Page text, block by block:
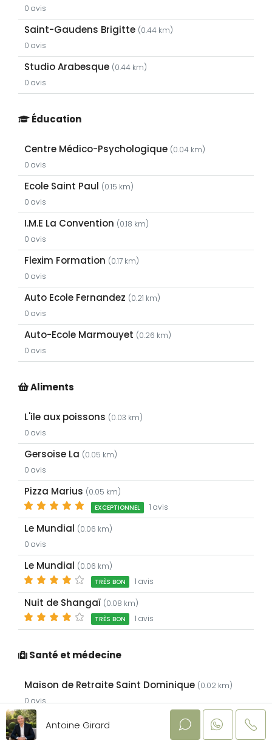
0 avis
Saint-Gaudens Brigitte (0.44 km)
0 avis
Studio Arabesque (0.44 km)
0 avis
Éducation
Centre Médico-Psychologique (0.04 km)
0 avis
Ecole Saint Paul (0.15 km)
0 avis
I.M.E La Convention (0.18 km)
0 avis
Flexim Formation (0.17 km)
0 avis
Auto Ecole Fernandez (0.21 km)
0 avis
Auto-Ecole Marmouyet (0.26 km)
0 avis
Aliments
L'ile aux poissons (0.03 km)
0 avis
Gersoise La (0.05 km)
0 avis
Pizza Marius (0.05 km)
EXCEPTIONNEL 1 avis
Le Mundial (0.06 km)
0 avis
Le Mundial (0.06 km)
TRÈS BON 1 avis
Nuit de Shangaï (0.08 km)
TRÈS BON 1 avis
Santé et médecine
Maison de Retraite Saint Dominique (0.02 km)
0 avis
Roche Carrère Nicole
0 avis
Antoine Girard